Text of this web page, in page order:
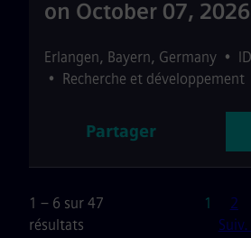
on October 07, 2026
Erlangen, Bayern, Germany •
• Recherche et développement
Partager
1 – 6 sur 47
résultats
Page
1 2